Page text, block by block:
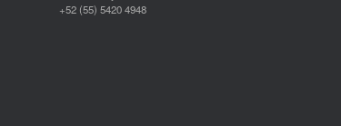
+52 (55) 5420 4948